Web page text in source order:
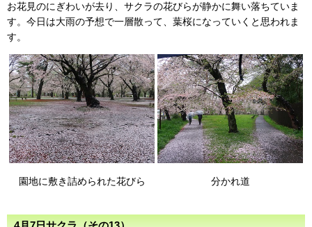
お花見のにぎわいが去り、サクラの花びらが静かに舞い落ちていま
す。今日は大雨の予想で一層散って、葉桜になっていくと思われま
す。
園地に敷き詰められた花びら 分かれ道